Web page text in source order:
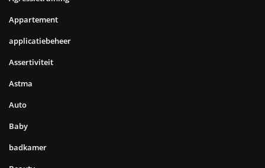
Appartement
applicatiebeheer
Assertiviteit
Astma
Auto
Baby
badkamer